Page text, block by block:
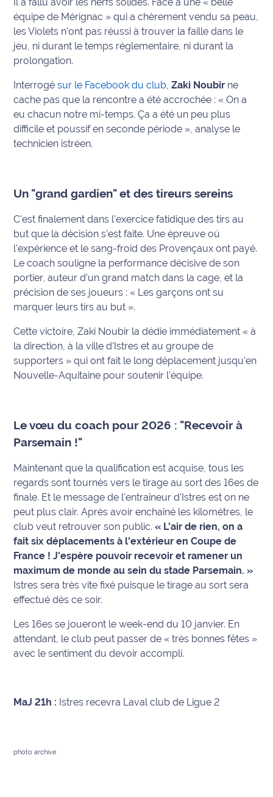
route
Justice
Loisirs
Météo
Politique
National
International
Défense
2026
Contenus
Partenaires
rédaction
coeur
Maritima
Fil
rouge
Maritima
L'anecdote
de Jeff
mon
club
équipe de Mérignac » qui a chèrement vendu sa peau,
les Violets n'ont pas réussi à trouver la faille dans le
jeu, ni durant le temps réglementaire, ni durant la
prolongation.
Interrogésur le Facebook du club ,Zaki Noubir ne
cache pas que la rencontre a été accrochée :« On a
eu chacun notre mi-temps. Ça a été un peu plus
difficile et poussif en seconde période » , analyse le
technicien istréen.
Un "grand gardien" et des tireurs sereins
C'est finalement dans l'exercice fatidique des tirs au
but que la décision s'est faite. Une épreuve où
l'expérience et le sang-froid des Provençaux ont payé.
Le coach souligne la performance décisive de son
portier, auteur d'un grand match dans la cage, et la
précision de ses joueurs :« Les garçons ont su
marquer leurs tirs au but ».
Cette victoire, Zaki Noubir la dédie immédiatement« à
la direction, à la ville d'Istres et au groupe de
supporters » qui ont fait le long déplacement jusqu'en
Nouvelle-Aquitaine pour soutenir l'équipe.
Le vœu du coach pour 2026 : "Recevoir à
Parsemain !"
Maintenant que la qualification est acquise, tous les
regards sont tournés vers le tirage au sort des 16es de
finale. Et le message de l'entraîneur d'Istres est on ne
peut plus clair. Après avoir enchaîné les kilomètres, le
club veut retrouver son public.« L'air de rien, on a
fait six déplacements à l'extérieur en Coupe de
France ! J'espère pouvoir recevoir et ramener un
maximum de monde au sein du stade Parsemain. »
Istres sera très vite fixé puisque le tirage au sort sera
effectué dès ce soir.
Les 16es se joueront le week-end du 10 janvier. En
attendant, le club peut passer de« très bonnes fêtes »
avec le sentiment du devoir accompli.
MaJ 21h : Istres recevra Laval club de Ligue 2
photo archive